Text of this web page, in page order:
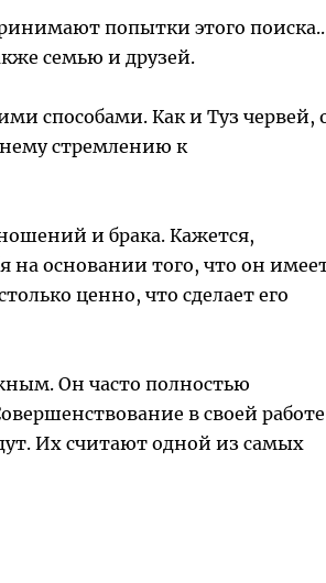
попытки этого поиска..
семью и друзей.
способами. Как и Туз червей,
стремлению к
и брака. Кажется,
на основании того, что он
ценно, что сделает его
Он часто полностью
в своей работе
Их считают одной из самых